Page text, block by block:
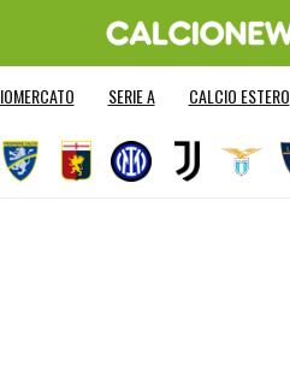
SERIE A CALCIO ESTERO